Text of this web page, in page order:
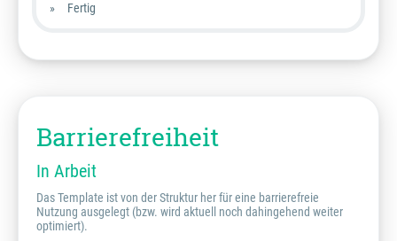
Fertig
Barrierefreiheit
In Arbeit
Das Template ist von der Struktur her für eine barrierefreie
Nutzung ausgelegt (bzw. wird aktuell noch dahingehend weiter
optimiert).